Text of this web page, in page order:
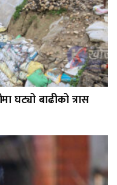
घट्यो बाढीको त्रास